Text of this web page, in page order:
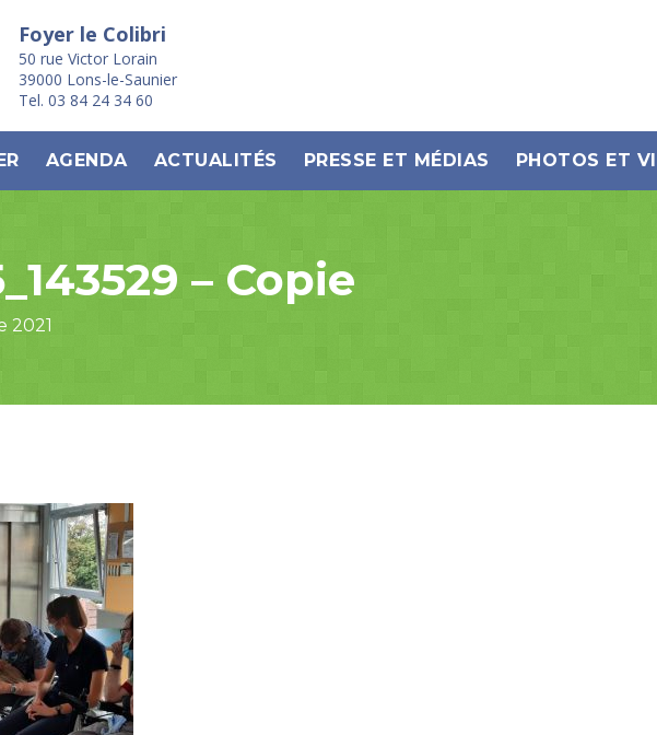
Foyer le Colibri
50 rue Victor Lorain
39000 Lons-le-Saunier
Tel. 03 84 24 34 60
AGENDA ACTUALITÉS PRESSE ET MÉDIAS PHOTOS ET
– Copie
2021